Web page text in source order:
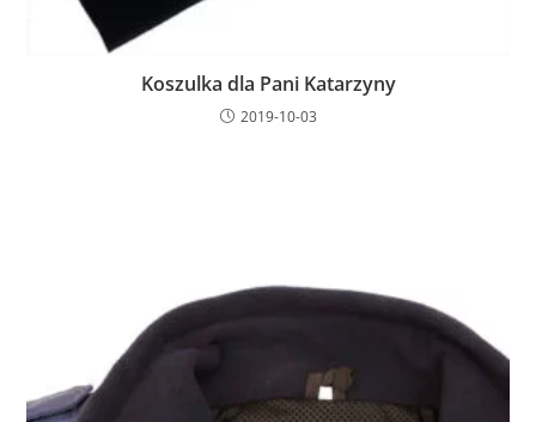
Koszulka dla Pani Katarzyny
2019-10-03